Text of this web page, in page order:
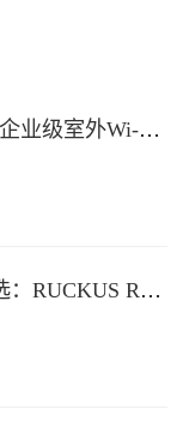
RUCKUS T670企业级室外Wi-Fi 7解决方案：挑战室外环境，畅享高性能连接
型企业信赖之选：RUCKUS R760，安全稳定的Wi-Fi解决方案